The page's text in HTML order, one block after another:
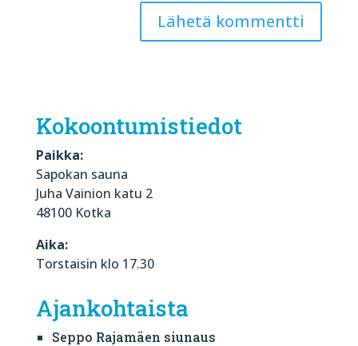
Kokoontumistiedot
Paikka:
Sapokan sauna
Juha Vainion katu 2
48100 Kotka
Aika:
Torstaisin klo 17.30
Ajankohtaista
Seppo Rajamäen siunaus